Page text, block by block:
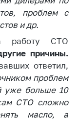
проблем с
и др.
работу СТО
причины.
ответил,
проблем
уже больше 10
СТО сложно
масло, а